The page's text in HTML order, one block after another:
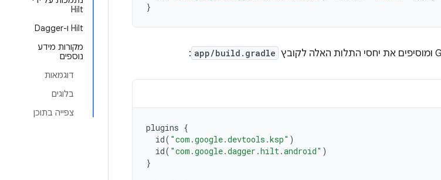
Hilt
‫Hilt ו-Dagger
מקורות מידע
נוספים
דוגמאות
בלוגים
צפייה בתוכן
}
app/build.gradle
:
plugins {
id( "com.google.devtools.ksp" )
id( "com.google.dagger.hilt.android" )
}